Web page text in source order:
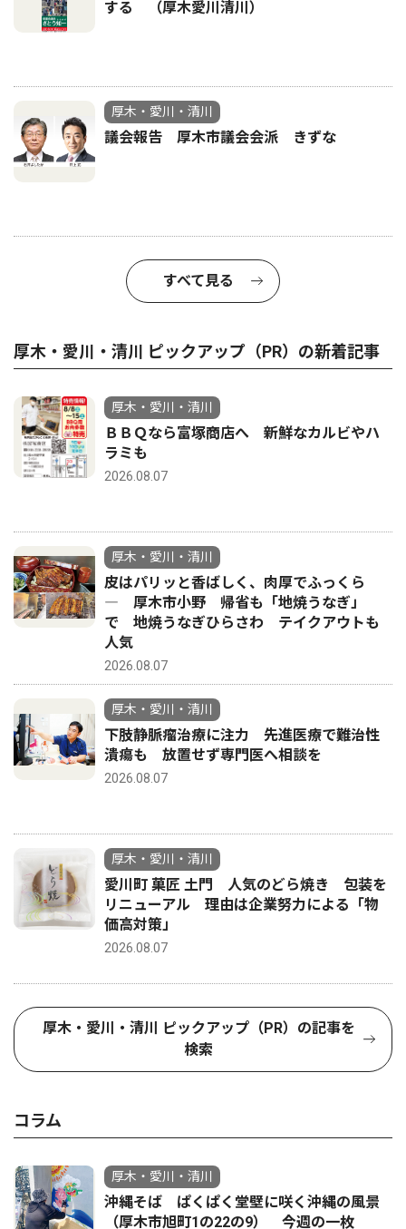
する （厚木愛川清川）
厚木・愛川・清川
議会報告 厚木市議会会派 きずな
すべて見る
厚木・愛川・清川 ピックアップ（PR）の新着記事
厚木・愛川・清川
ＢＢＱなら富塚商店へ 新鮮なカルビやハ
ラミも
2026.08.07
厚木・愛川・清川
皮はパリッと香ばしく、肉厚でふっくら
― 厚木市小野 帰省も「地焼うなぎ」
で 地焼うなぎひらさわ テイクアウトも
人気
2026.08.07
厚木・愛川・清川
下肢静脈瘤治療に注力 先進医療で難治性
潰瘍も 放置せず専門医へ相談を
2026.08.07
厚木・愛川・清川
愛川町 菓匠 土門 人気のどら焼き 包装を
リニューアル 理由は企業努力による「物
価高対策」
2026.08.07
厚木・愛川・清川 ピックアップ（PR）の記事を
検索
コラム
厚木・愛川・清川
沖縄そば ぱくぱく堂壁に咲く沖縄の風景
（厚木市旭町1の22の9） 今週の一枚